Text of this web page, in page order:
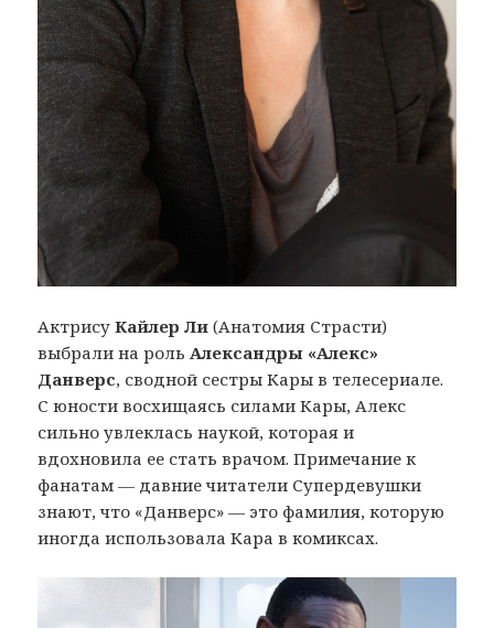
АктрисуКайлер Ли (Анатомия Страсти)
выбрали на роль Александры «Алекс»
Данверс, сводной сестры Кары в телесериале.
С юности восхищаясь силами Кары, Алекс
сильно увлеклась наукой, которая и
вдохновила ее стать врачом. Примечание к
фанатам — давние читатели Супердевушки
знают, что «Данверс» — это фамилия, которую
иногда использовала Кара в комиксах.